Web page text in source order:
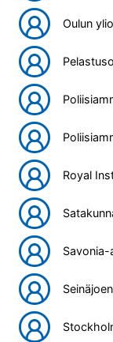
Oulun
Royal